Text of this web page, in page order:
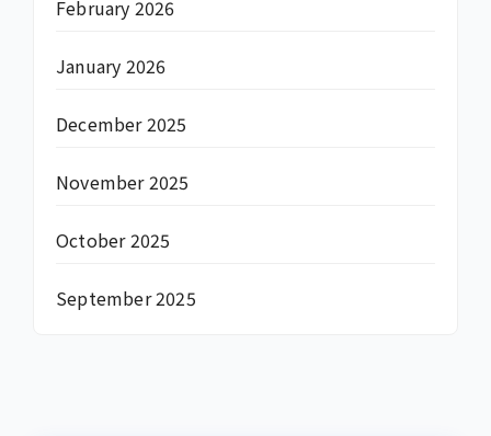
February 2026
January 2026
December 2025
November 2025
October 2025
September 2025